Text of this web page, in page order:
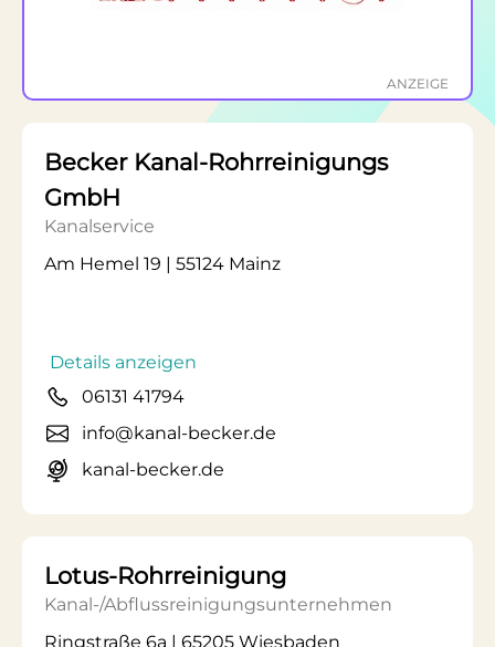
ANZEIGE
Becker Kanal-Rohrreinigungs
GmbH
Kanalservice
Am Hemel 19 | 55124 Mainz
Details anzeigen
06131 41794
info@kanal-becker.de
kanal-becker.de
Lotus-Rohrreinigung
Kanal-/Abflussreinigungsunternehmen
Ringstraße 6a | 65205 Wiesbaden